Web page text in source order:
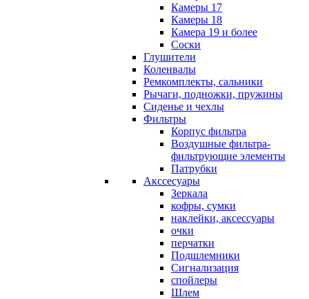
Камеры 17
Камеры 18
Камера 19 и более
Соски
Глушители
Коленвалы
Ремкомплекты, сальники
Рычаги, подножки, пружины
Сиденье и чехлы
Фильтры
Корпус фильтра
Воздушные фильтра-
фильтрующие элементы
Патрубки
Акссесуары
Зеркала
кофры, сумки
наклейки, аксессуары
очки
перчатки
Подшлемники
Сигнализация
спойлеры
Шлем